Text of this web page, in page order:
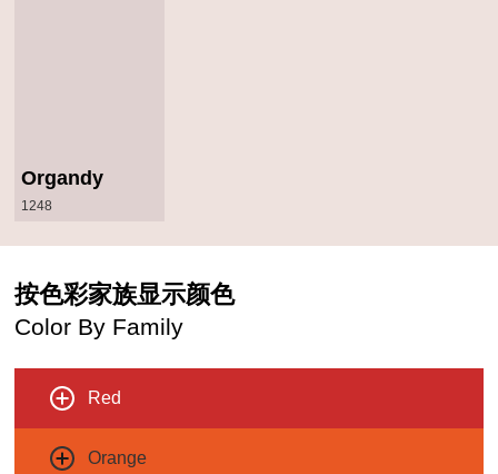
Organdy
1248
按色彩家族显示颜色
Color By Family
Red
Orange